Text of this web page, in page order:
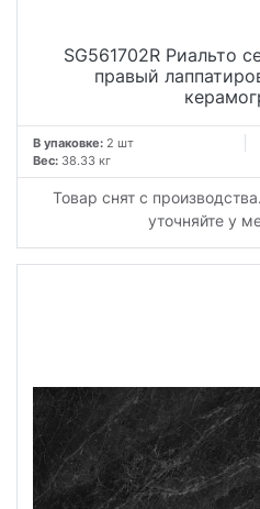
SG561702R Риальто
правый
В упаковке: 2 шт
Вес: 38.33 кг
Товар снят с
уточняйте у